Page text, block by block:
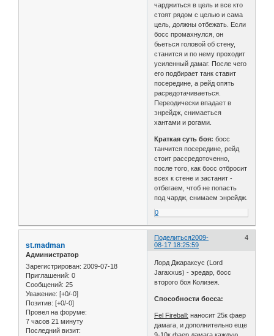
чарджиться в цель и все кто
стоят рядом с целью и сама
цель, должны отбежать. Если
босс промахнулся, он
бьеться головой об стену,
станится и по нему проходит
усиленный дамаг. После чего
его подбирает танк ставит
посередине, а рейд опять
расредотачиваеться.
Переодически впадает в
энрейдж, снимаеться
хантами и рогами.
Краткая суть боя: босс
танчится посередине, рейд
стоит рассредоточенно,
после того, как босс отбросит
всех к стене и застанит -
отбегаем, чтоб не попасть
под чардж, снимаем энрейдж.
0
Поделиться 4
2009-
08-17 18:25:59
st.madman
Администратор
Зарегистрирован: 2009-07-18
Приглашений: 0
Сообщений: 25
Уважение: [+0/-0]
Позитив: [+0/-0]
Провел на форуме:
7 часов 21 минуту
Последний визит:
Лорд Джараксус (Lord
Jaraxxus) - эредар, босс
второго боя Колизея.
Способности босса:
Fel Fireball: наносит 25к фаер
дамага, и дополнительно еще